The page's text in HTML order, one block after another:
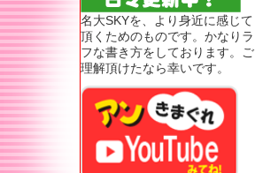
名大SKYを、より身近に感じて
頂くためのものです。かなりラ
フな書き方をしております。ご
理解頂けたなら幸いです。